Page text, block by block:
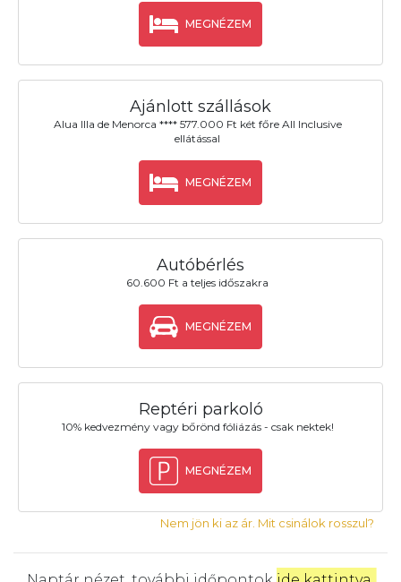
MEGNÉZEM
Ajánlott szállások
Alua Illa de Menorca **** 577.000 Ft két főre All Inclusive
ellátással
MEGNÉZEM
Autóbérlés
60.600 Ft a teljes időszakra
MEGNÉZEM
Reptéri parkoló
10% kedvezmény vagy bőrönd fóliázás - csak nektek!
MEGNÉZEM
Nem jön ki az ár. Mit csinálok rosszul?